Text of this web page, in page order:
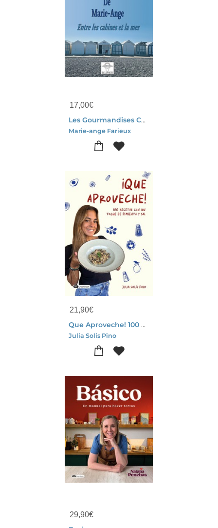
17,00€
Les Gourmandises Cayolaises De Marie-ange : Entre Les Cabines Et La Mer
Marie-ange Farieux
21,90€
Que Aproveche! 100 Recetas Con Un Toque De Pimienta Y Sal
Julia Solis Pino
29,90€